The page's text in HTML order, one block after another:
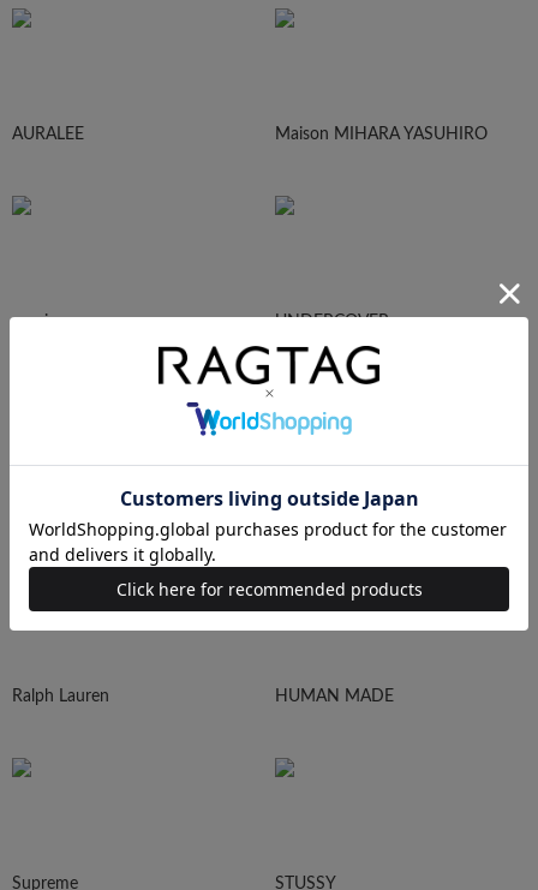
AURALEE Maison MIHARA YASUHIRO
sacai UNDERCOVER
N.HOOLYWOOD Needles
Ralph Lauren HUMAN MADE
Supreme STUSSY